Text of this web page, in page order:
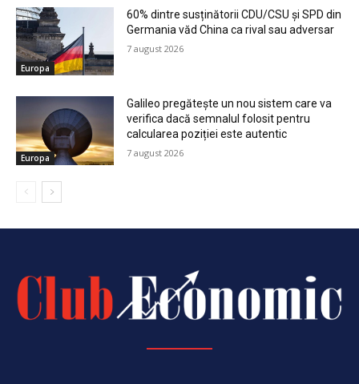
Europa
60% dintre susținătorii CDU/CSU și SPD din
Germania văd China ca rival sau adversar
7 august 2026
Europa
Galileo pregătește un nou sistem care va
verifica dacă semnalul folosit pentru
calcularea poziției este autentic
7 august 2026